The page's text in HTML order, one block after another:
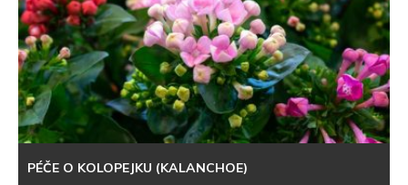
PÉČE O KOLOPEJKU (KALANCHOE)